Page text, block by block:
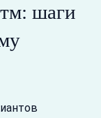
шаги